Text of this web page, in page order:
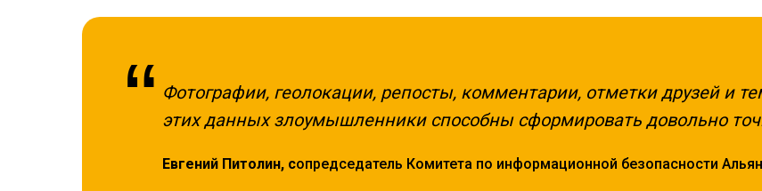
“ Фотографии, геолокации, репосты, комментарии, отметки друзей и
этих данных злоумышленники способны сформировать довольно
Евгений Питолин, сопредседатель Комитета по информационной безопасности